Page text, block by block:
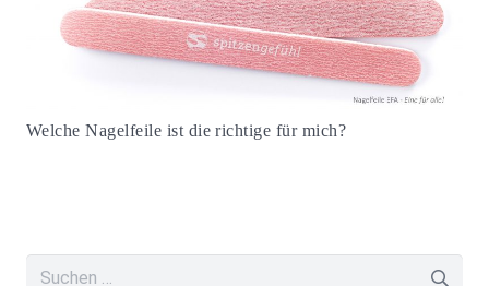
Welche Nagelfeile ist die richtige für mich?
Suchen